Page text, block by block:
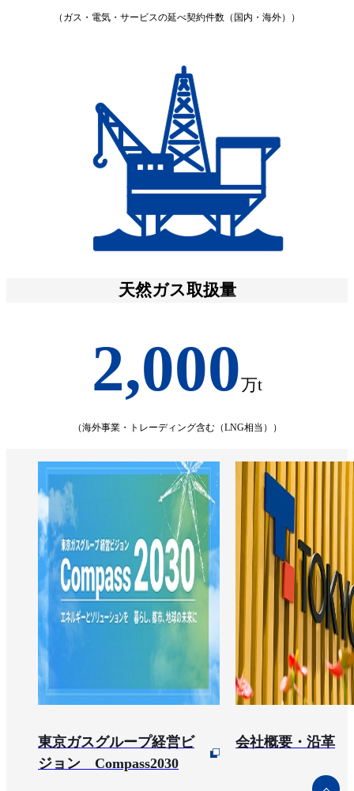
（ガス・電気・サービスの延べ契約件数（国内・海外））
天然ガス取扱量
2,000万t
（海外事業・トレーディング含む（LNG相当））
東京ガスグループ経営ビ
ジョン Compass2030
会社概要・沿革
ペ